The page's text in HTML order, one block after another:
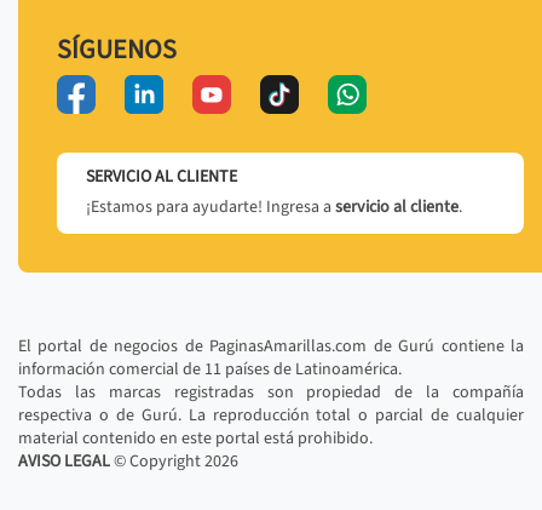
SÍGUENOS
SERVICIO AL CLIENTE
¡Estamos para ayudarte! Ingresa a servicio al cliente.
El portal de negocios de PaginasAmarillas.com de Gurú contiene la
información comercial de 11 países de Latinoamérica.
Todas las marcas registradas son propiedad de la compañía
respectiva o de Gurú. La reproducción total o parcial de cualquier
material contenido en este portal está prohibido.
AVISO LEGAL© Copyright2026